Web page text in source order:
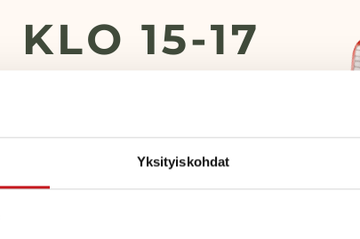
Yksityiskohdat